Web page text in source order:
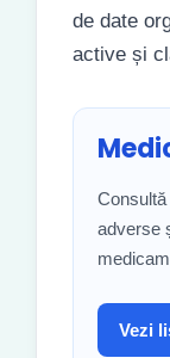
de date
active și
adverse
Vezi